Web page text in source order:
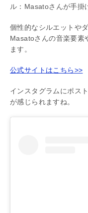
ル：Masatoさんが手掛
個性的なシルエットや
Masatoさんの音楽要素
ます。
公式サイトはこちら>>
インスタグラムにポス
が感じられますね。